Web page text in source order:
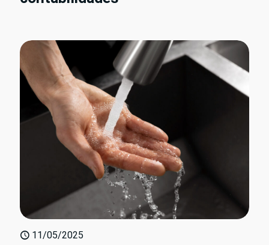
11/05/2025